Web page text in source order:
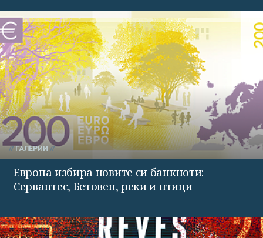
ГАЛЕРИИ
Европа избира новите си банкноти:
Сервантес, Бетовен, реки и птици